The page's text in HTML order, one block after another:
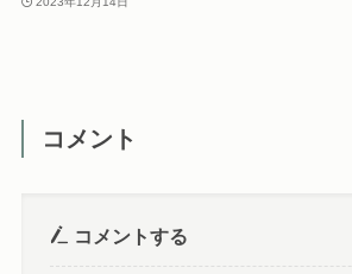
コメント
コメントする